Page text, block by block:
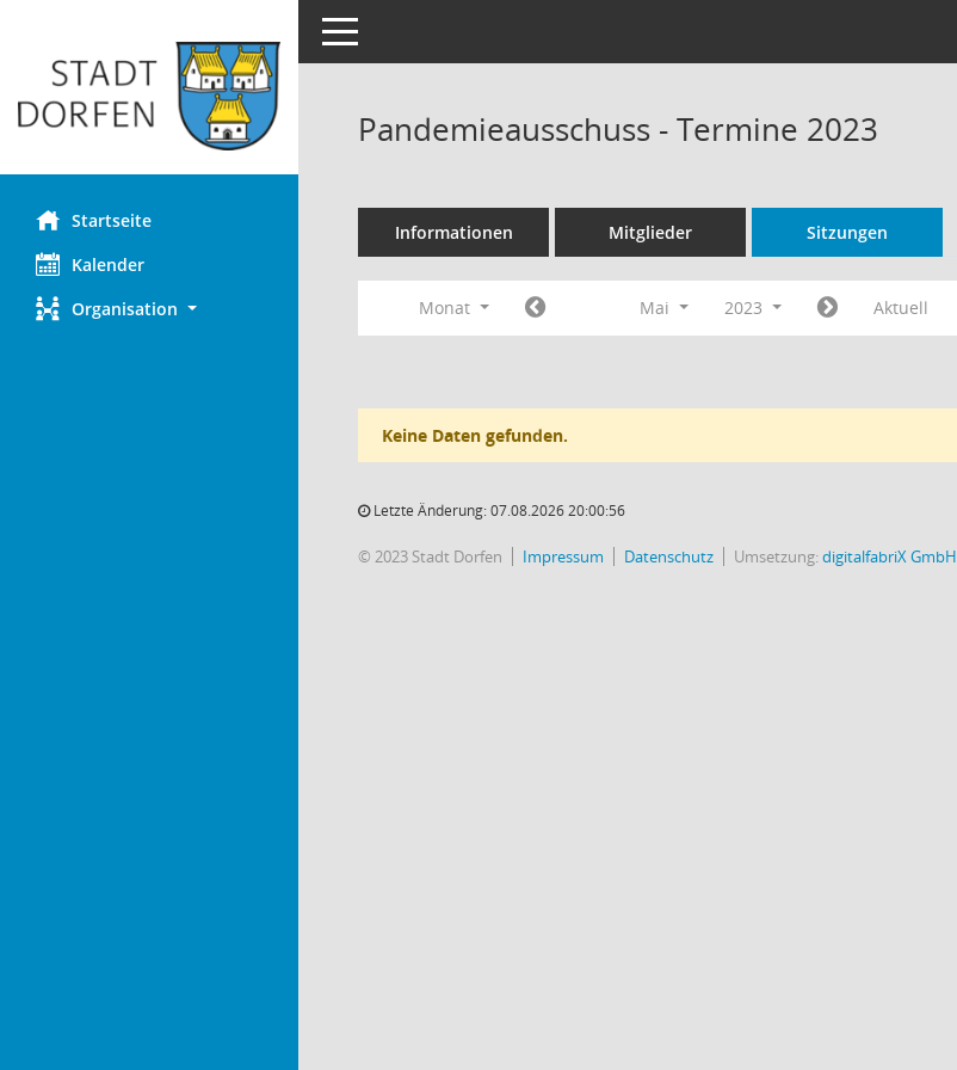
Startseite
Kalender
Organisation
Toggle navigation
Pandemieausschuss - Termine 2023
Informationen Mitglieder Sitzungen
Monat Mai 2023 Aktuell
Keine Daten gefunden.
Letzte Änderung: 07.08.2026 20:00:56
© 2023 Stadt Dorfen Impressum Datenschutz Umsetzung:digitalfabriX GmbH